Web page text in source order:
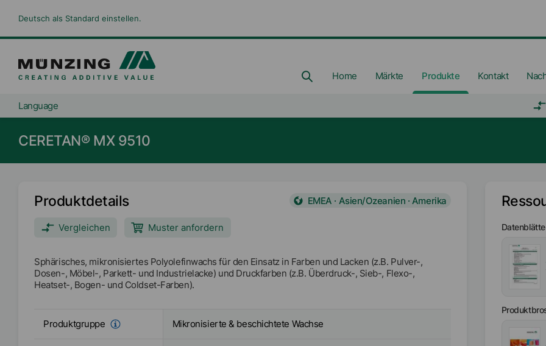
Deutsch als Standard einstellen.
Home Märkte Produkte Kontakt
Language
CERETAN® MX 9510
EMEA · Asien/Ozeanien · Amerika
Produktdetails
Vergleichen Muster anfordern
Sphärisches, mikronisiertes Polyolefinwachs für den Einsatz in Farben und Lacken (z.B. Pulver-,
Dosen-, Möbel-, Parkett- und Industrielacke) und Druckfarben (z.B. Überdruck-, Sieb-, Flexo-,
Heatset-, Bogen- und Coldset-Farben).
Produktgruppe Mikronisierte & beschichtete Wachse